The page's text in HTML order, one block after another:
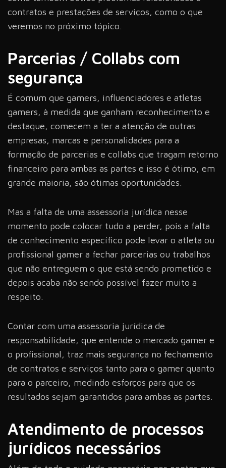
contratos e prestações de serviços, como o que
veremos no próximo tópico.
Parcerias / Collabs com
segurança
É comum que gamers, influenciadores e atletas
gamers, à medida que ganham reconhecimento e
destaque, comecem a ter a atenção de outras
empresas, marcas e personalidades para a
formação de parcerias e collabs que tragam retorno
financeiro para ambas as partes e isso é ótimo, em
grande maioria, são ótimas oportunidades.
Mas a falta de uma assessoria jurídica nesse
momento pode colocar tudo a perder, pois a falta
de conhecimento específico pode levar o atleta ou
profissional gamer a fechar parcerias ou trabalhos
que não entreguem o que está sendo prometido e
depois acaba não sendo possível fazer muito a
respeito.
Contar com uma assessoria jurídica de
responsabilidade, que entende o mercado gamer e
o profissional, traz mais segurança no fechamento
de contratos e serviços tanto para o gamer quanto
para o parceiro, medindo esforços para que os
resultados sejam garantidos para ambas as partes.
Atendimento de processos
jurídicos necessários